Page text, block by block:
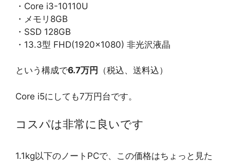
・Core i3-10110U
・メモリ8GB
・SSD 128GB
・13.3型 FHD(1920×1080) 非光沢液晶
という構成で6.7万円 （税込、送料込）
Core i5にしても7万円台です。
コスパは非常に良いです
1.1kg以下のノートPCで、この価格はちょっと見た